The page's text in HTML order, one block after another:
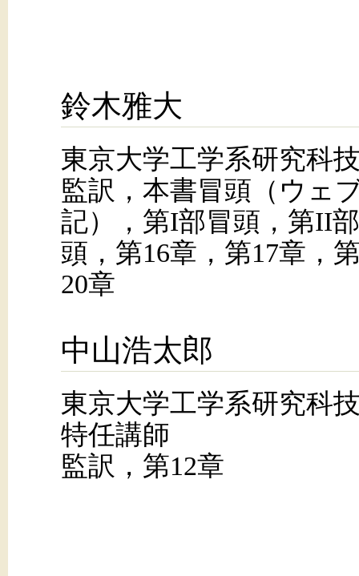
鈴木雅大
東京大学工学系研究科
監訳，本書冒頭（ウェ
記），第I部冒頭，第II
頭，第16章，第17章，
20章
中山浩太郎
東京大学工学系研究科
特任講師
監訳，第12章